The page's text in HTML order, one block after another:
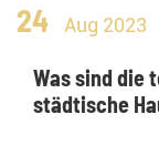
24 Aug 2023
Was sind die
städtische